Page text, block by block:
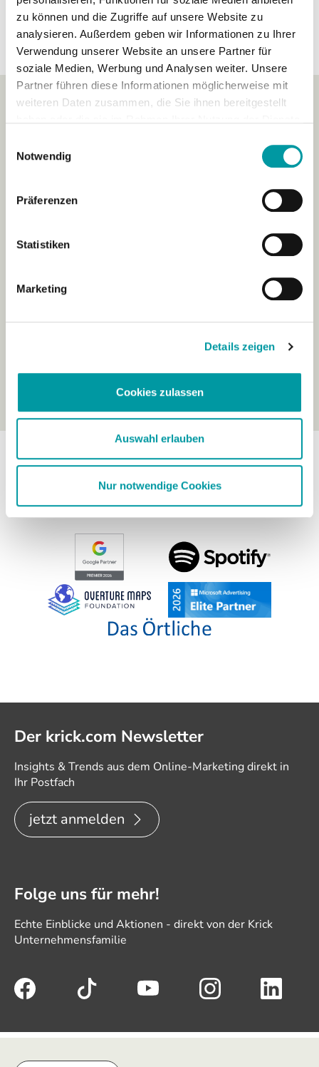
zu können und die Zugriffe auf unsere Website zu
analysieren. Außerdem geben wir Informationen zu Ihrer
Verwendung unserer Website an unsere Partner für
soziale Medien, Werbung und Analysen weiter. Unsere
Partner führen diese Informationen möglicherweise mit
weiteren Daten zusammen, die Sie ihnen bereitgestellt
Notwendig
Präferenzen
Statistiken
Marketing
Details zeigen
Cookies zulassen
Auswahl erlauben
Nur notwendige Cookies
kricken das hin.
Mit lokaler Werbung dort sichtbar werden, wo
Der krick.com Newsletter
Insights & Trends aus dem Online-Marketing direkt in
Ihr Postfach
jetzt anmelden
Folge uns für mehr!
Echte Einblicke und Aktionen - direkt von der Krick
Unternehmensfamilie